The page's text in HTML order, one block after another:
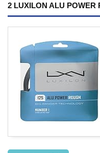
2 LUXILON ALU POWER